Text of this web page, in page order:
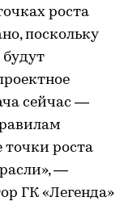
роста
поскольку
сейчас —
точки роста
—
ГК «Легенда»